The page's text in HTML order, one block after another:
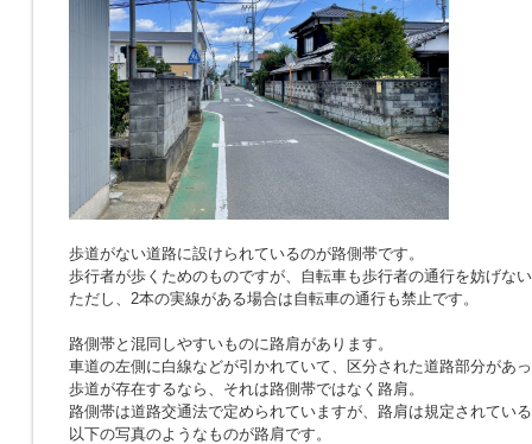
歩道がない道路に設けられているのが路側帯です。
歩行者が歩くためのものですが、自転車も歩行者の通行を妨げな
ただし、2本の実線がある場合は自転車の通行も禁止です。
路側帯と混同しやすいものに路肩があります。
車道の左側に白線などが引かれていて、区分された道路部分があ
歩道が存在するなら、それは路側帯ではなく路肩。
路側帯は道路交通法で定められていますが、路肩は規定されてい
以下の写真のようなものが路肩です。